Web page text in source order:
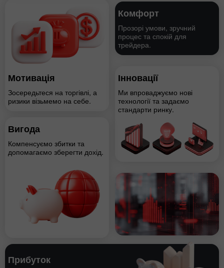
Мотивація
Зосередьтеся на торгівлі, а
ризики візьмемо на себе.
Вигода
Компенсуємо збитки та
допомагаємо зберегти дохід.
Комфорт
Прозорі умови, зручний
процес та спокій для
трейдера.
Інновації
Ми впроваджуємо нові
технології та задаємо
стандарти ринку.
Прибуток